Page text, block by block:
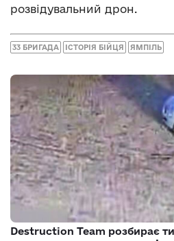
розвідувальний дрон.
33 БРИГАДА ІСТОРІЯ БІЙЦЯ ЯМПІЛЬ
Destruction Team розбирає